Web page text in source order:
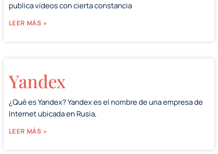
publica vídeos con cierta constancia
LEER MÁS »
Yandex
¿Qué es Yandex? Yandex es el nombre de una empresa de
Internet ubicada en Rusia,
LEER MÁS »